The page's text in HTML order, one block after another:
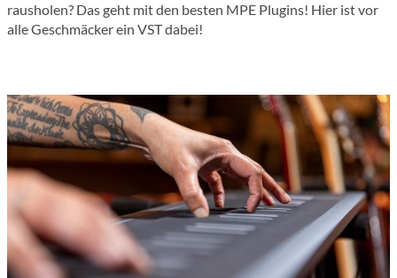
rausholen? Das geht mit den besten MPE Plugins! Hier ist vor
alle Geschmäcker ein VST dabei!